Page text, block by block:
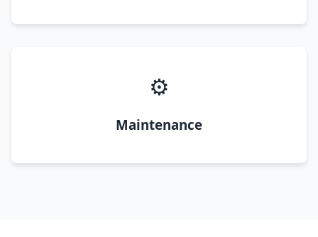
⚙️
Maintenance